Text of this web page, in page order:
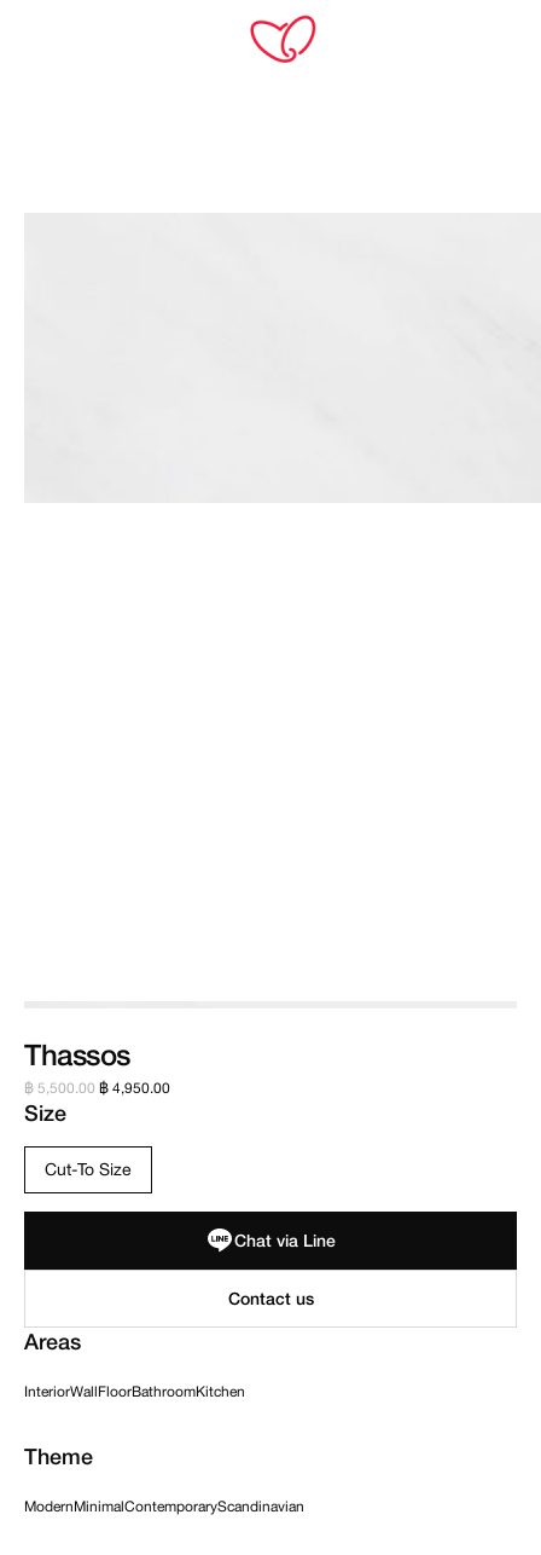
Thassos
฿ 5,500.00 ฿ 4,950.00
Size
Cut-To Size
Chat via Line
Areas
InteriorWallFloorBathroomKitchen
Theme
ModernMinimalContemporaryScandinavian